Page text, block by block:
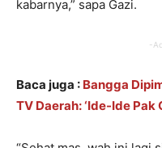
kabarnya,” sapa Gazi.
-
Baca juga : Bangga
TV Daerah: ‘Ide-Ide Pak